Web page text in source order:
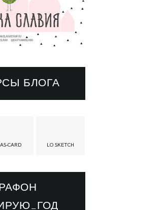
БЛОГА
CARD LO SKETCH